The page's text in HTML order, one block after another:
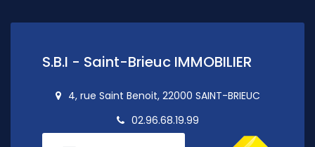
S.B.I - Saint-Brieuc IMMOBILIER
4, rue Saint Benoit, 22000 SAINT-BRIEUC
02.96.68.19.99